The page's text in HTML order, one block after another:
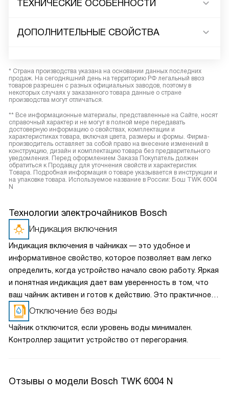
ТЕХНИЧЕСКИЕ ОСОБЕННОСТИ
ДОПОЛНИТЕЛЬНЫЕ СВОЙСТВА
* Страна производства указана на основании данных последних
продаж. На сегодняшний день на территорию РФ легальный ввоз
товаров разрешен с разных официальных заводов, поэтому в
некоторых случаях у заказанного товара данные о стране
производства могут отличаться.
** Все информационные материалы, представленные на Сайте, носят
справочный характер и не могут в полной мере передавать
достоверную информацию о свойствах, комплектации и
характеристиках товара, включая цвета, размеры и формы. Фирма-
производитель оставляет за собой право на внесение изменений в
конструкцию, дизайн и комплектацию товара без предварительного
уведомления. Перед оформлением Заказа Покупатель должен
обратиться к Продавцу для уточнения свойств и характеристик
Товара. Подробная информация о товаре указывается в инструкции и
на упаковке товара. Используемое название в России: Бош TWK 6004
N
Технологии электрочайников Bosch
Индикация включения
Индикация включения в чайниках — это удобное и
информативное свойство, которое позволяет вам легко
определить, когда устройство начало свою работу. Яркая
и понятная индикация дает вам уверенность в том, что
ваш чайник активен и готов к действию. Это практичное
решение, которое обеспечивает прозрачность процесса
приготовления напитков и делает использование чайника
максимально удобным.
Отключение без воды
Чайник отключится, если уровень воды минимален.
Контроллер защитит устройство от перегорания.
Отзывы о модели Bosch TWK 6004 N